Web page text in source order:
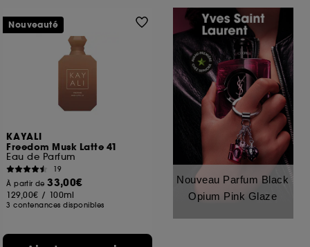
KAYALI
Freedom Musk Latte 41
Eau de Parfum
19
À partir de33,00€
129,00€ / 100ml
3 contenances disponibles
Nouveauté
Nouveau Parfum Black
Opium Pink Glaze